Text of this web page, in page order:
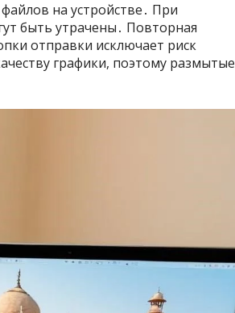
на устройстве․ При
быть утрачены․ Повторная
отправки исключает риск
графики, поэтому размытые